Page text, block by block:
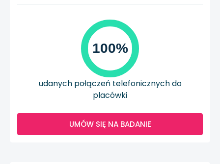
100%
udanych połączeń telefonicznych do
placówki
UMÓW SIĘ NA BADANIE